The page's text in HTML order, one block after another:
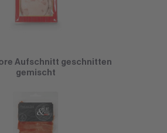
Aufschnitt geschnitten
gemischt